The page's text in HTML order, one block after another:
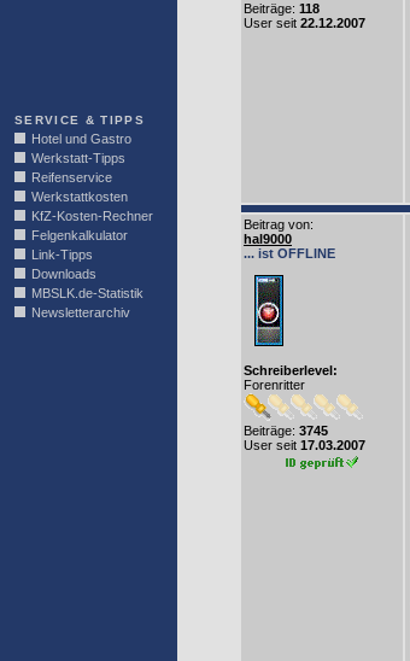
SERVICE & TIPPS
Hotel und Gastro
Werkstatt-Tipps
Reifenservice
Werkstattkosten
KfZ-Kosten-Rechner
Felgenkalkulator
Link-Tipps
Downloads
MBSLK.de-Statistik
Newsletterarchiv
Beiträge: 118
User seit 22.12.2007
Beitrag von:
hal9000
... ist OFFLINE
Schreiberlevel:
Forenritter
Beiträge: 3745
User seit 17.03.2007